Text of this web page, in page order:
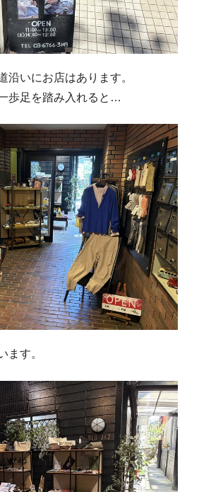
沿いにお店はあります。
歩足を踏み入れると…
ます。